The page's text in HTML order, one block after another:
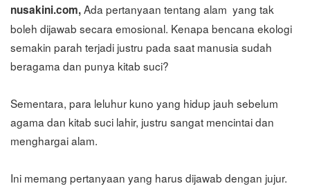
nusakini.com,Ada pertanyaan tentang alam yang tak
boleh dijawab secara emosional. Kenapa bencana ekologi
semakin parah terjadi justru pada saat manusia sudah
beragama dan punya kitab suci?
Sementara, para leluhur kuno yang hidup jauh sebelum
agama dan kitab suci lahir, justru sangat mencintai dan
menghargai alam.
Ini memang pertanyaan yang harus dijawab dengan jujur.